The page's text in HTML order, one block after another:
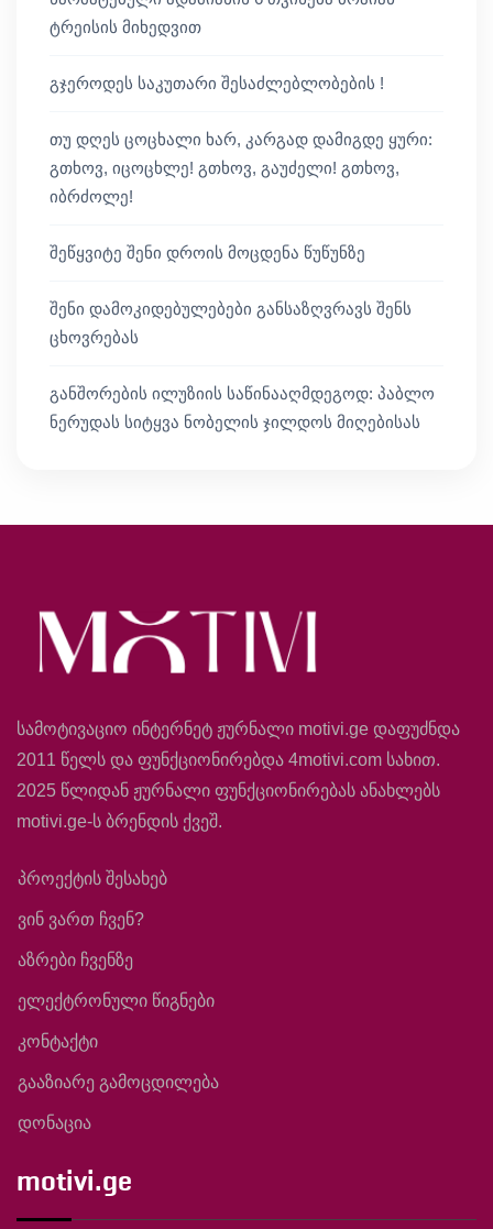
ტრეისის მიხედვით
გჯეროდეს საკუთარი შესაძლებლობების !
თუ დღეს ცოცხალი ხარ, კარგად დამიგდე ყური:
გთხოვ, იცოცხლე! გთხოვ, გაუძელი! გთხოვ,
იბრძოლე!
შეწყვიტე შენი დროის მოცდენა წუწუნზე
შენი დამოკიდებულებები განსაზღვრავს შენს
ცხოვრებას
განშორების ილუზიის საწინააღმდეგოდ: პაბლო
ნერუდას სიტყვა ნობელის ჯილდოს მიღებისას
სამოტივაციო ინტერნეტ ჟურნალი motivi.ge დაფუძნდა
2011 წელს და ფუნქციონირებდა 4motivi.com სახით.
2025 წლიდან ჟურნალი ფუნქციონირებას ანახლებს
motivi.ge-ს ბრენდის ქვეშ.
პროექტის შესახებ
ვინ ვართ ჩვენ?
აზრები ჩვენზე
ელექტრონული წიგნები
კონტაქტი
გააზიარე გამოცდილება
დონაცია
motivi.ge